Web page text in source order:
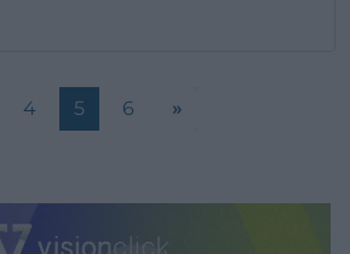
4 5 6 »